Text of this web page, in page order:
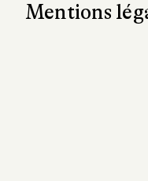
Mentions